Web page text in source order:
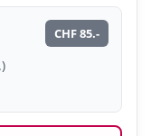
CHF 85.-